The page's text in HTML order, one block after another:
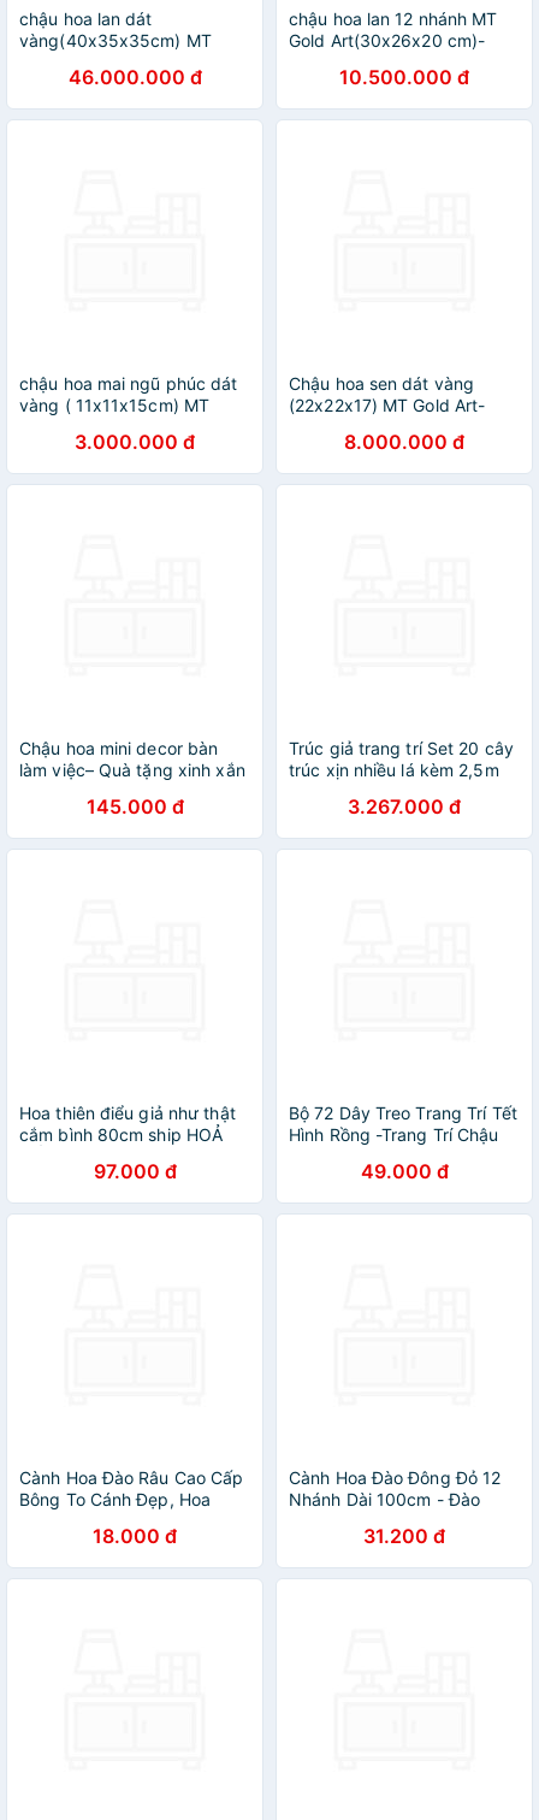
chậu hoa lan dát
vàng(40x35x35cm) MT
trang trí nhà cửa, phòng làm
việc, quà tặng sếp, đối tác,
khách hàng, tân gia, khai
46.000.000 đ
chậu hoa lan 12 nhánh MT
Gold Art(30x26x20 cm)-
nội thất, phòng làm việc,
quà tặng sếp, khách hàng,
đối tác
10.500.000 đ
chậu hoa mai ngũ phúc dát
vàng ( 11x11x15cm) MT
trang trí nhà cửa, phòng làm
việc, quà tặng sếp, đối tác,
khách hàng, tân gia, khai
3.000.000 đ
Chậu hoa sen dát vàng
(22x22x17) MT Gold Art-
nhà cửa, quà tặng dành cho
sếp, đối tác, khách hàng.
8.000.000 đ
Chậu hoa mini decor bàn
làm việc– Quà tặng xinh xắn
145.000 đ
Trúc giả trang trí Set 20 cây
trúc xịn nhiều lá kèm 2,5m
hoa lụa Decor trang trí nhà
cửa
3.267.000 đ
Hoa thiên điểu giả như thật
cắm bình 80cm ship HOẢ
su vàng cam trang trí nhà
97.000 đ
Bộ 72 Dây Treo Trang Trí Tết
Hình Rồng -Trang Trí Chậu
Cành Mai, Cành Quât, Cành
Đào Cho Mọi Nhà - HÀNG
CHÍNH HÃNG MINIIN
49.000 đ
Cành Hoa Đào Râu Cao Cấp
Bông To Cánh Đẹp, Hoa
Trang Trí nhà cửa, sự
kiện.Hoa giả - HÀNG CHÍNH
HÃNG MINIIN
18.000 đ
Cành Hoa Đào Đông Đỏ 12
Nhánh Dài 100cm - Đào
Trang Trí Dịp Lễ Tết Đón Tài
Lộc - Hoa Trang TRí Tết -
HÀNG CHÍNH HÃNG MINIIN
31.200 đ